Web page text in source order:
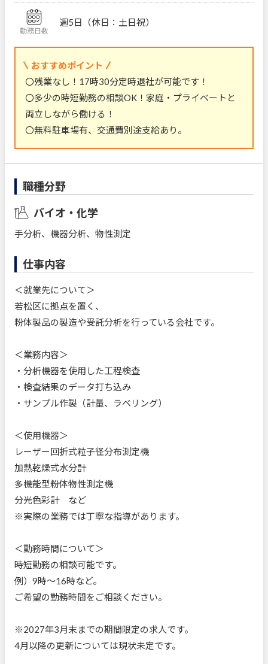
勤務日数
週5日（休日：土日祝）
おすすめポイント
〇残業なし！17時30分定時退社が可能です！
〇多少の時短勤務の相談OK！家庭・プライベートと
両立しながら働ける！
〇無料駐車場有、交通費別途支給あり。
職種分野
バイオ・化学
手分析、機器分析、物性測定
仕事内容
＜就業先について＞
若松区に拠点を置く、
粉体製品の製造や受託分析を行っている会社です。
＜業務内容＞
・分析機器を使用した工程検査
・検査結果のデータ打ち込み
・サンプル作製（計量、ラベリング）
＜使用機器＞
レーザー回折式粒子径分布測定機
加熱乾燥式水分計
多機能型粉体物性測定機
分光色彩計 など
※実際の業務では丁寧な指導があります。
＜勤務時間について＞
時短勤務の相談可能です。
例）9時～16時など。
ご希望の勤務時間をご相談ください。
※2027年3月末までの期間限定の求人です。
4月以降の更新については現状未定です。